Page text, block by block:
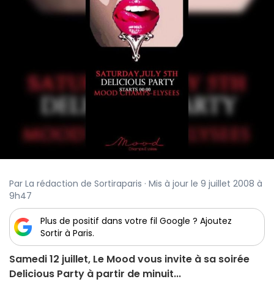
Par La rédaction de Sortiraparis · Mis à jour le 9 juillet 2008 à
9h47
Plus de positif dans votre fil Google ? Ajoutez
Sortir à Paris.
Samedi 12 juillet, Le Mood vous invite à sa soirée
Delicious Party à partir de minuit...